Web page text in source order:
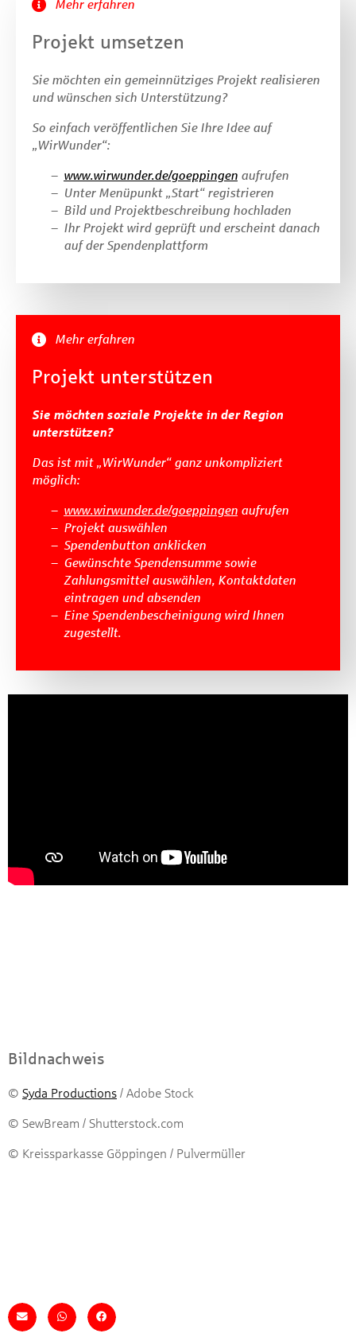
Mehr erfahren
Projekt umsetzen
Sie möchten ein gemeinnütziges Projekt realisieren
und wünschen sich Unterstützung?
So einfach veröffentlichen Sie Ihre Idee auf
„WirWunder“:
www.wirwunder.de/goeppingen aufrufen
Unter Menüpunkt „Start“ registrieren
Bild und Projektbeschreibung hochladen
Ihr Projekt wird geprüft und erscheint danach
auf der Spendenplattform
Mehr erfahren
Projekt unterstützen
Sie möchten soziale Projekte in der Region
unterstützen?
Das ist mit „WirWunder“ ganz unkompliziert
möglich:
www.wirwunder.de/goeppingen aufrufen
Projekt auswählen
Spendenbutton anklicken
Gewünschte Spendensumme sowie
Zahlungsmittel auswählen, Kontaktdaten
eintragen und absenden
Eine Spendenbescheinigung wird Ihnen
zugestellt.
Bildnachweis
© Syda Productions / Adobe Stock
© SewBream / Shutterstock.com
© Kreissparkasse Göppingen / Pulvermüller